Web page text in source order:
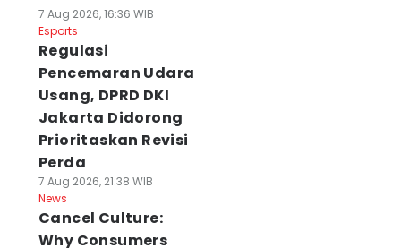
7 Aug 2026, 16:36 WIB
Esports
Regulasi
Pencemaran Udara
Usang, DPRD DKI
Jakarta Didorong
Prioritaskan Revisi
Perda
7 Aug 2026, 21:38 WIB
News
Cancel Culture:
Why Consumers